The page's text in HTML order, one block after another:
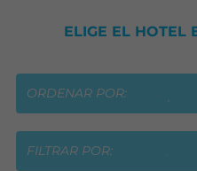
ELIGE EL HOTEL
ORDENAR POR:
FILTRAR POR: